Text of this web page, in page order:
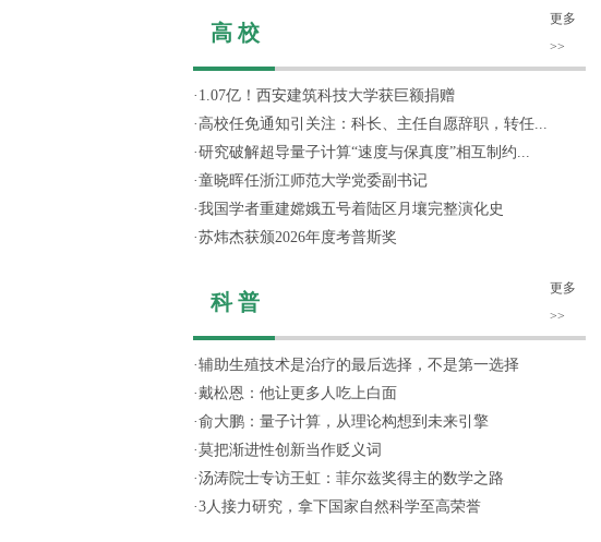
高 校
更多
>>
· 1.07亿！西安建筑科技大学获巨额捐赠
· 高校任免通知引关注：科长、主任自愿辞职，转任...
·研究破解超导量子计算“速度与保真度”相互制约...
·童晓晖任浙江师范大学党委副书记
·我国学者重建嫦娥五号着陆区月壤完整演化史
·苏炜杰获颁2026年度考普斯奖
科 普
更多
>>
·辅助生殖技术是治疗的最后选择，不是第一选择
·戴松恩：他让更多人吃上白面
·俞大鹏：量子计算，从理论构想到未来引擎
·莫把渐进性创新当作贬义词
·汤涛院士专访王虹：菲尔兹奖得主的数学之路
·3人接力研究，拿下国家自然科学至高荣誉